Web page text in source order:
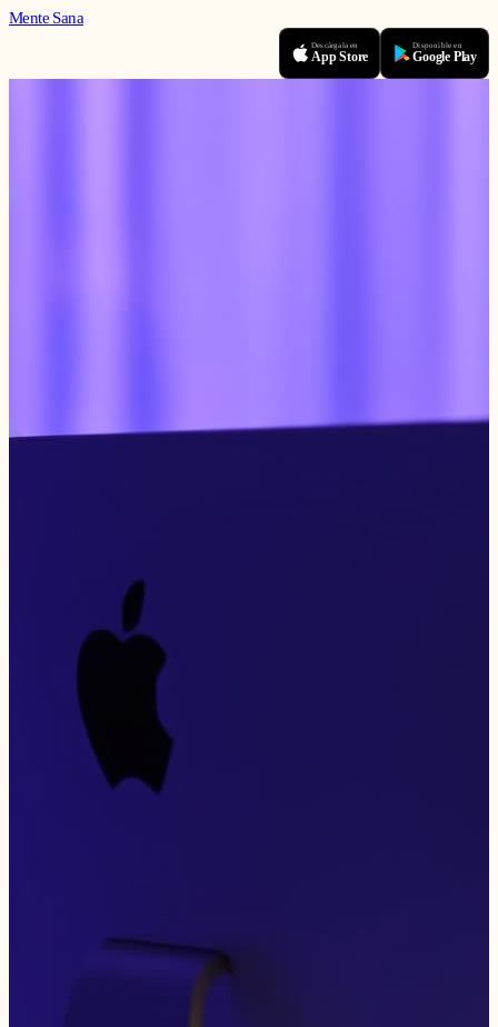
Mente Sana
Descárgala en
App Store
Disponible en
Google Play